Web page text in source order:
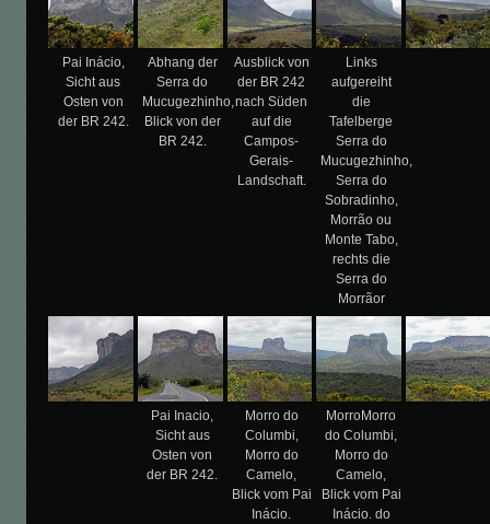
Pai Inácio,
Sicht aus
Osten von
der BR 242.
Abhang der
Serra do
Mucugezhinho,
Blick von der
BR 242.
Ausblick von
der BR 242
nach Süden
auf die
Campos-
Gerais-
Landschaft.
Links
aufgereiht
die
Tafelberge
Serra do
Mucugezhinho,
Serra do
Sobradinho,
Morrão ou
Monte Tabo,
rechts die
Serra do
Morrãor
Pai Inacio,
Sicht aus
Osten von
der BR 242.
Morro do
Columbi,
Morro do
Camelo,
Blick vom Pai
Inácio.
MorroMorro
do Columbi,
Morro do
Camelo,
Blick vom Pai
Inácio. do